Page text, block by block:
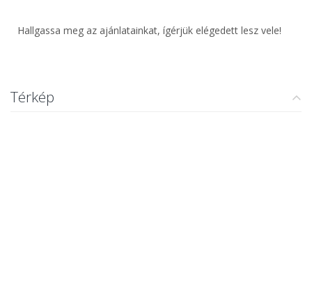
Hallgassa meg az ajánlatainkat, ígérjük elégedett lesz vele!
Térkép